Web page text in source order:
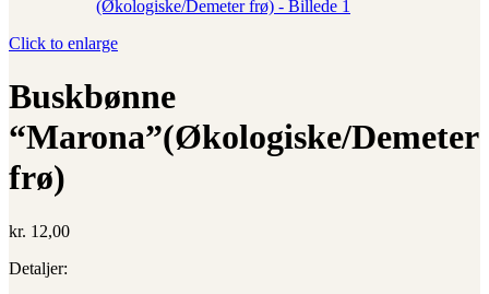
Click to enlarge
Buskbønne
“Marona”(Økologiske/Demeter
frø)
kr. 12,00
Detaljer: